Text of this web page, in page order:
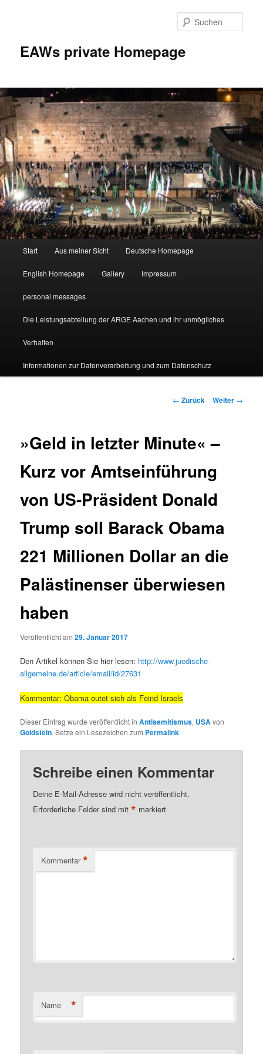
EAWs private Homepage
Start Aus meiner Sicht Deutsche Homepage
English Homepage Gallery Impressum
personal messages
Die Leistungsabteilung der ARGE Aachen und ihr unmögliches
Verhalten
Informationen zur Datenverarbeitung und zum Datenschutz
Beitragsnavigation
← Zurück Weiter →
»Geld in letzter Minute« –
Kurz vor Amtseinführung
von US-Präsident Donald
Trump soll Barack Obama
221 Millionen Dollar an die
Palästinenser überwiesen
haben
Veröffentlicht am29. Januar 2017
Den Artikel können Sie hier lesen: http://www.juedische-
allgemeine.de/article/email/id/27631
Kommentar: Obama outet sich als Feind Israels
Dieser Eintrag wurde veröffentlicht inAntisemitismus, USAvon
Goldstein. Setze ein Lesezeichen zum Permalink.
Schreibe einen Kommentar
Deine E-Mail-Adresse wird nicht veröffentlicht.
Erforderliche Felder sind mit* markiert
Kommentar *
Name *